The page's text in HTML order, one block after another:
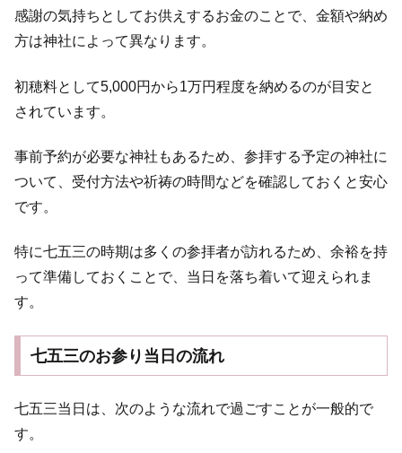
感謝の気持ちとしてお供えするお金のことで、金額や納め
方は神社によって異なります。
初穂料として5,000円から1万円程度を納めるのが目安と
されています。
事前予約が必要な神社もあるため、参拝する予定の神社に
ついて、受付方法や祈祷の時間などを確認しておくと安心
です。
特に七五三の時期は多くの参拝者が訪れるため、余裕を持
って準備しておくことで、当日を落ち着いて迎えられま
す。
七五三のお参り当日の流れ
七五三当日は、次のような流れで過ごすことが一般的で
す。